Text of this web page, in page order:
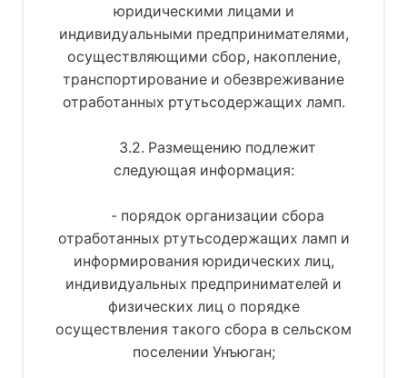
юридическими лицами и
индивидуальными предпринимателями,
осуществляющими сбор, накопление,
транспортирование и обезвреживание
отработанных ртутьсодержащих ламп.
3.2. Размещению подлежит
следующая информация:
- порядок организации сбора
отработанных ртутьсодержащих ламп и
информирования юридических лиц,
индивидуальных предпринимателей и
физических лиц о порядке
осуществления такого сбора в сельском
поселении Унъюган;